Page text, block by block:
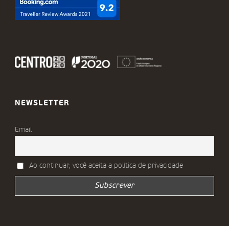
NEWSLETTER
Email
Ao continuar, você aceita a política de privacidade